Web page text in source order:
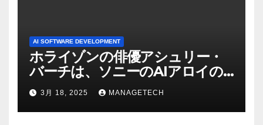
AI SOFTWARE DEVELOPMENT
ホライゾンの俳優アシュリー・
バーチは、ソニーのAIアロイの
ビデオを見て「ゲームパフォー
マンスという芸術形式に不安を
感じた」と語る – IGN
3月 18, 2025 MANAGETECH